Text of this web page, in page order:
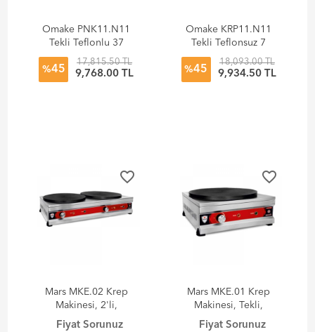
Omake PNK11.N11
Tekli Teflonlu 37
Bölmeli Krep
Makinesi, Doğalgazlı
%45
17,815.50 TL
9,768.00 TL
Omake KRP11.N11
Tekli Teflonsuz 7
Bölmeli Krep
Makinesi, Doğalgazlı
%45
18,093.00 TL
9,934.50 TL
favorite_border
Mars MKE.02 Krep
Makinesi, 2'li,
Elektrikli
Fiyat Sorunuz
favorite_border
Mars MKE.01 Krep
Makinesi, Tekli,
Elektrikli
Fiyat Sorunuz